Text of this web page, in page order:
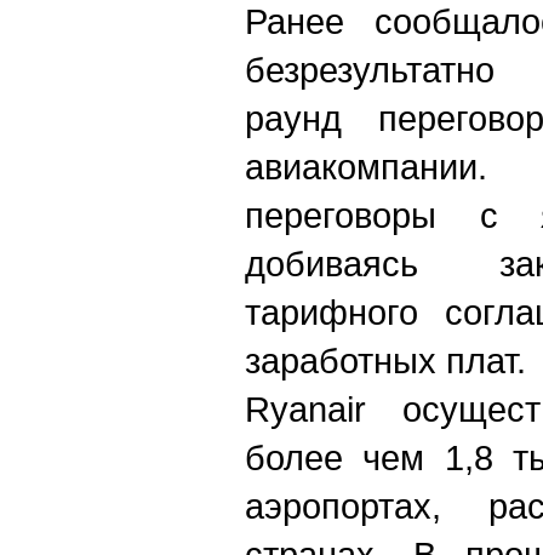
Ранее
раунд
переговоры с
добиваясь
тарифного
заработных плат.
Ryanair
более чем 1,8
аэропортах,